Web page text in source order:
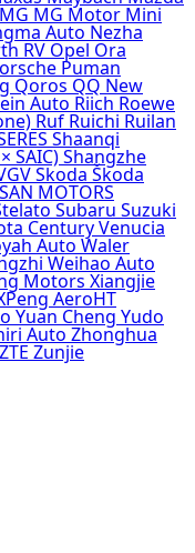
MG MG Motor Mini
Auto Nezha
RV Opel Ora
Puman
Qoros QQ New
Auto Riich Roewe
Ruf Ruichi Ruilan
Shaanqi
SAIC)Shangzhe
Skoda Škoda
MOTORS
Subaru Suzuki
CenturyVenucia
Auto Waler
Weihao Auto
Motors Xiangjie
AeroHT
Yuan Cheng Yudo
Auto Zhonghua
ZTE Zunjie